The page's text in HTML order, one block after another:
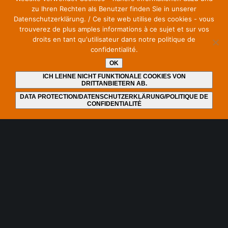
Werde Unterstützer unserer Initiative – ohne Kosten.
Einfach den Newsletter abonnieren (kostenfrei).
zu Ihren Rechten als Benutzer finden Sie in unserer
Datenschutzerklärung. / Ce site web utilise des cookies - vous
trouverez de plus amples informations à ce sujet et sur vos
droits en tant qu'utilisateur dans notre politique de
confidentialité.
OK
ICH LEHNE NICHT FUNKTIONALE COOKIES VON
DRITTANBIETERN AB.
DATA PROTECTION/DATENSCHUTZERKLÄRUNG/POLITIQUE DE
CONFIDENTIALITÉ